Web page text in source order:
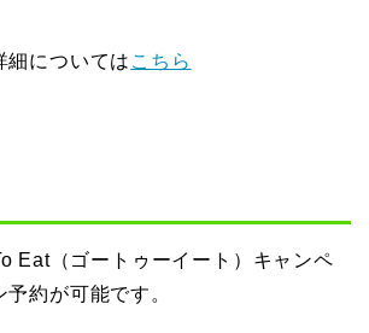
細については こちら
Eat（ゴートゥーイート）キャンペ
約が可能です。